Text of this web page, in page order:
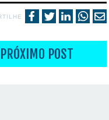
PRÓXIMO POST